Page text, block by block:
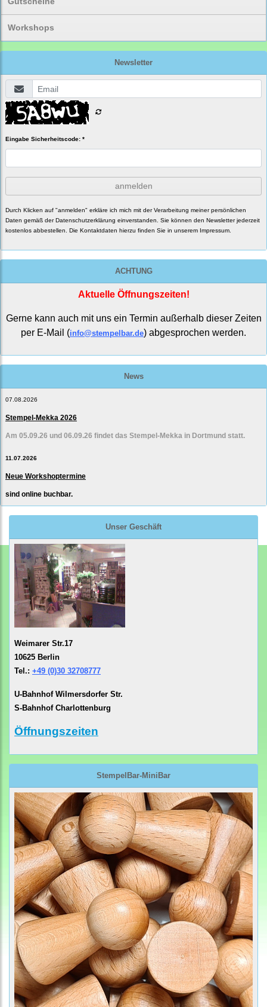
Workshops
Newsletter
Eingabe Sicherheitscode: *
anmelden
Durch Klicken auf "anmelden" erkläre ich mich mit der Verarbeitung meiner persönlichen
Daten gemäß der Datenschutzerklärung einverstanden. Sie können den Newsletter jederzeit
kostenlos abbestellen. Die Kontaktdaten hierzu finden Sie in unserem Impressum.
ACHTUNG
Aktuelle Öffnungszeiten!
Gerne kann auch mit uns ein Termin außerhalb dieser Zeiten
per E-Mail (info@stempelbar.de) abgesprochen werden.
News
07.08.2026
Stempel-Mekka 2026
Am 05.09.26 und 06.09.26 findet das Stempel-Mekka in Dortmund statt.
11.07.2026
Neue Workshoptermine
sind online buchbar.
Unser Geschäft
Weimarer Str.17
10625 Berlin
Tel.: +49 (0)30 32708777
U-Bahnhof Wilmersdorfer Str.
S-Bahnhof Charlottenburg
Öffnungszeiten
StempelBar-MiniBar